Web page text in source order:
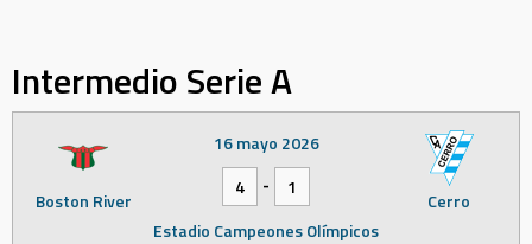
Intermedio Serie A
Boston River Cerro
16 mayo 2026
4
-
1
Estadio Campeones Olímpicos